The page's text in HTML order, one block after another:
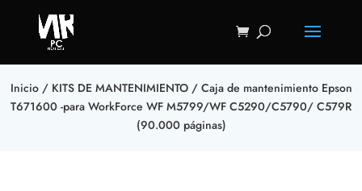
Inicio/ KITS DE MANTENIMIENTO/ Caja de mantenimiento Epson
T671600 -para WorkForce WF M5799/WF C5290/C5790/ C579R
(90.000 páginas)